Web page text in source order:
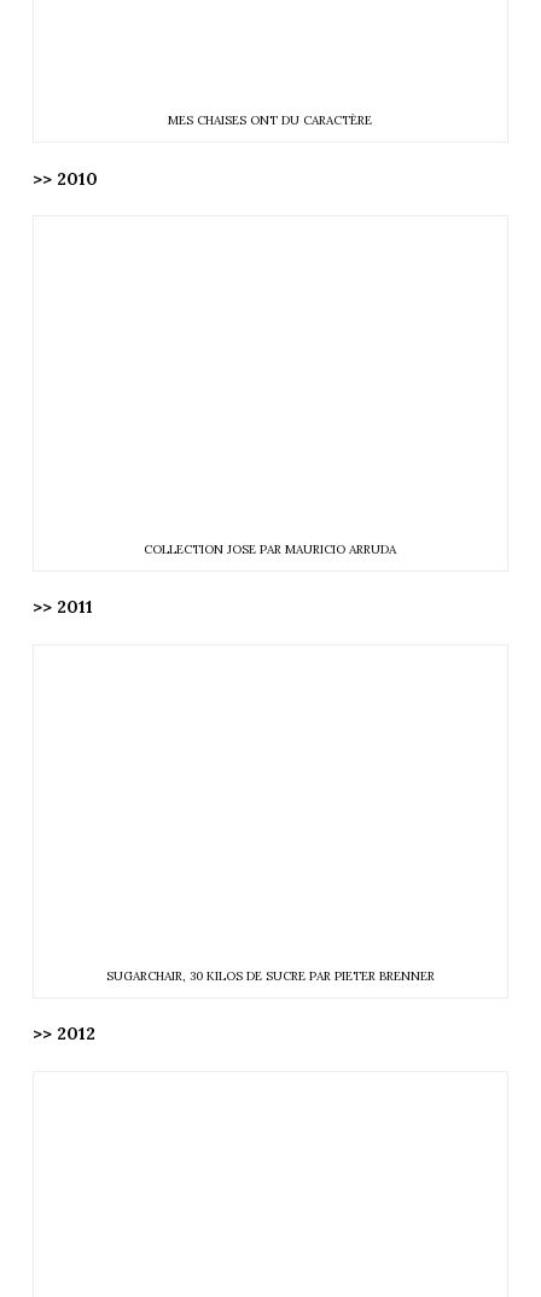
MES CHAISES ONT DU CARACTÈRE
>> 2010
COLLECTION JOSE PAR MAURICIO ARRUDA
>> 2011
SUGARCHAIR, 30 KILOS DE SUCRE PAR PIETER BRENNER
>> 2012